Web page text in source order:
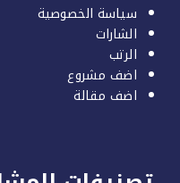
سياسة الخصوصية
الشارات
الرتب
اضف مشروع
اضف مقالة